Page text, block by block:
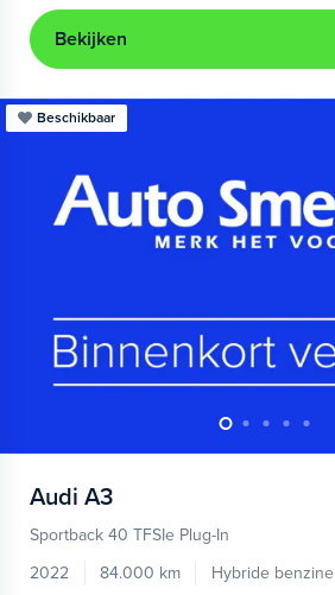
Bekijken
Beschikbaar
Audi A3
Sportback 40 TFSIe Plug-In
2022
84.000 km Hybride benzine